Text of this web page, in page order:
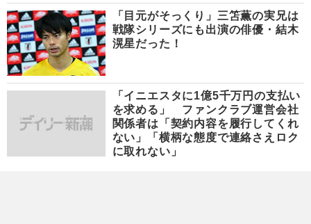
「目元がそっくり」三笘薫の実兄は
戦隊シリーズにも出演の俳優・結木
滉星だった！
「イニエスタに1億5千万円の支払い
を求める」 ファンクラブ運営会社
関係者は「契約内容を履行してくれ
ない」「横柄な態度で連絡さえロク
に取れない」